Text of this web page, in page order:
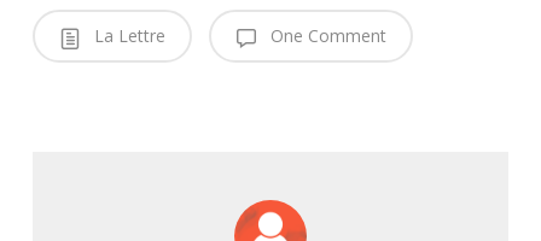
La Lettre One Comment